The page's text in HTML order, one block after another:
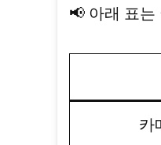
📢 아래 표
카